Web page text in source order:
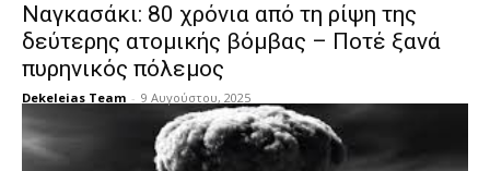
Ναγκασάκι: 80 χρόνια από τη ρίψη της
δεύτερης ατομικής βόμβας – Ποτέ ξανά
πυρηνικός πόλεμος
Dekeleias Team - 9 Αυγούστου, 2025